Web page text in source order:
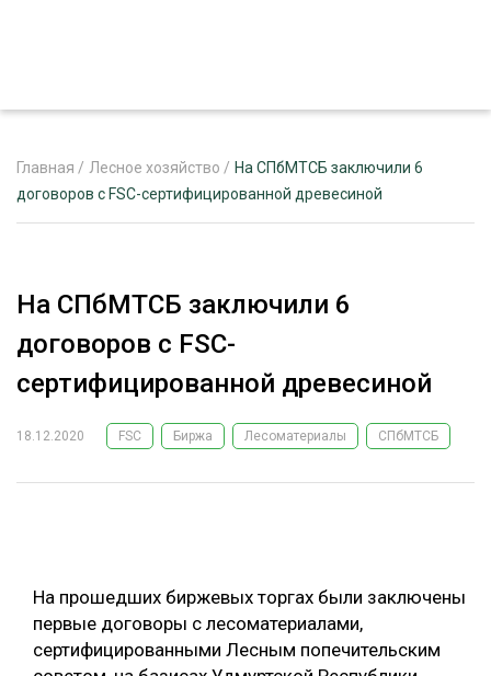
РЕКЛАМОДАТЕЛЯМ
ЛЕСНОЕ ХОЗЯЙСТВО
ЛЕСОЗАГОТОВКА
БИОЭНЕРГЕТИКА
ЛЕСОВОССТАНОВЛЕНИЕ И ЗАЩИТА
ТЕМАТИЧЕСКИЕ ПРОЕКТЫ
ЭКСПЕРТНОЕ МНЕНИЕ
Главная / Лесное хозяйство / На СПбМТСБ заключили 6
договоров с FSC-сертифицированной древесиной
На СПбМТСБ заключили 6
договоров с FSC-
сертифицированной древесиной
18.12.2020 FSC Биржа Лесоматериалы СПбМТСБ
На прошедших биржевых торгах были заключены
первые договоры с лесоматериалами,
сертифицированными Лесным попечительским